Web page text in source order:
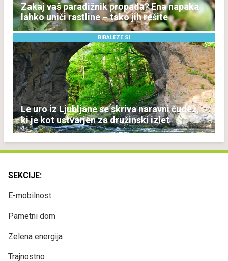
Zakaj vaš paradižnik propada? Ena napaka
lahko uniči rastline – tako jih rešite
BIBALEZE.SI
Le uro iz Ljubljane se skriva naravni čudež,
ki je kot ustvarjen za družinski izlet
SEKCIJE:
E-mobilnost
Pametni dom
Zelena energija
Trajnostno